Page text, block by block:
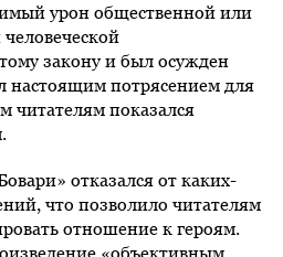
урон общественной или
закону и был осужден
настоящим потрясением для
читателям показался
отказался от каких-
что позволило читателям
отношение к героям.
«объективным